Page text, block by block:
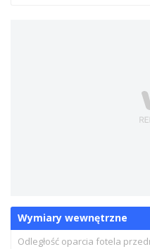
Wymiary wewnętrzne
Odległość oparcia fotela